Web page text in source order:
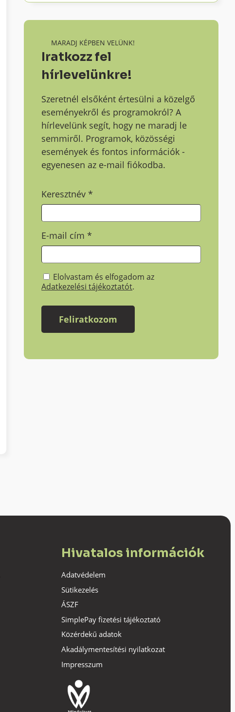
MARADJ KÉPBEN VELÜNK!
Iratkozz fel
hírlevelünkre!
Szeretnél elsőként értesülni a közelgő
eseményekről és programokról? A
hírlevelünk segít, hogy ne maradj le
semmiről. Programok, közösségi
események és fontos információk -
egyenesen az e-mail fiókodba.
Keresztnév*
E-mail cím*
Elolvastam és elfogadom az
Adatkezelési tájékoztatót.
Hivatalos információk
Adatvédelem
Sütikezelés
ÁSZF
SimplePay fizetési tájékoztató
Közérdekű adatok
Akadálymentesítési nyilatkozat
Impresszum